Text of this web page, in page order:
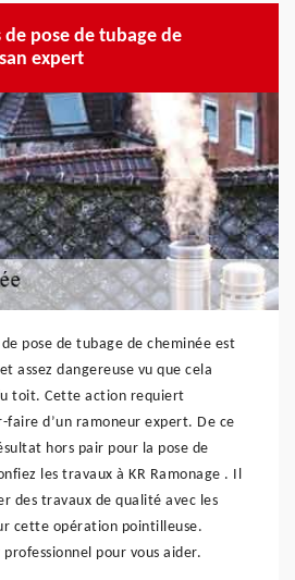
pose de tubage de
expert
pose de tubage de cheminée est
assez dangereuse vu que cela
toit. Cette action requiert
faire d’un ramoneur expert. De ce
hors pair pour la pose de
les travaux à KR Ramonage . Il
des travaux de qualité avec les
cette opération pointilleuse.
pour vous aider.